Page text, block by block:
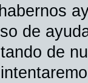
de
de